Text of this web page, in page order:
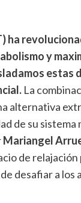
ha
y
estas
La
alternativa
de su
Mariangel
de relajación
desafiar a